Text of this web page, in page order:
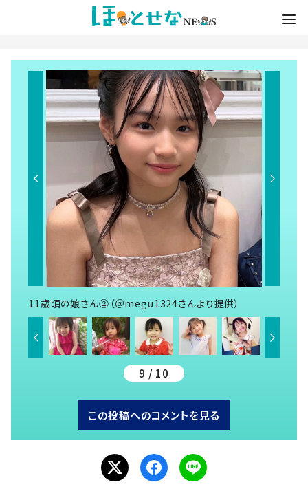
11歳頃の娘さん②（＠megu1324さんより提供）
9 / 10
この投稿へのコメントを見る